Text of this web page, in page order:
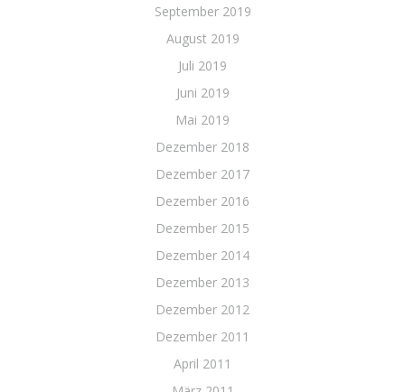
September 2019
August 2019
Juli 2019
Juni 2019
Mai 2019
Dezember 2018
Dezember 2017
Dezember 2016
Dezember 2015
Dezember 2014
Dezember 2013
Dezember 2012
Dezember 2011
April 2011